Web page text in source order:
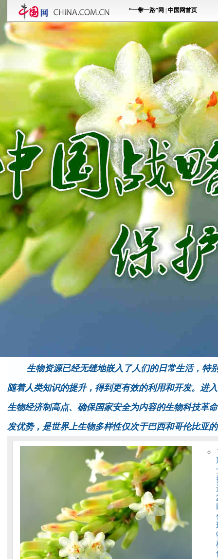
生物资源已经无缝地嵌入了人们的日常生活，特
随着人类知识的提升，得到更有效的利用和开发。进
生物经济制高点、确保国家安全为内容的生物科技革
发优势，是世界上生物多样性仅次于巴西和哥伦比亚